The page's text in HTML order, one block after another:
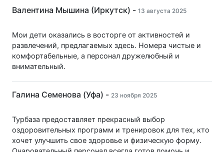
Валентина Мышина (Иркутск) - 13 августа 2025
Мои дети оказались в восторге от активностей и
развлечений, предлагаемых здесь. Номера чистые и
комфортабельные, а персонал дружелюбный и
внимательный.
Галина Семенова (Уфа) - 23 ноября 2025
Турбаза предоставляет прекрасный выбор
оздоровительных программ и тренировок для тех, кто
хочет улучшить свое здоровье и физическую форму.